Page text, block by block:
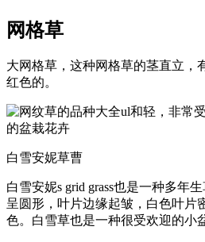
网格草
大网格草，这种网格草的茎直立，
红色的。
ul和轻，非常
的盆栽花卉
白雪安妮草曹
白雪安妮s grid grass也是一种多年
呈圆形，叶片边缘起皱，白色叶片
色。白雪草也是一种很受欢迎的小